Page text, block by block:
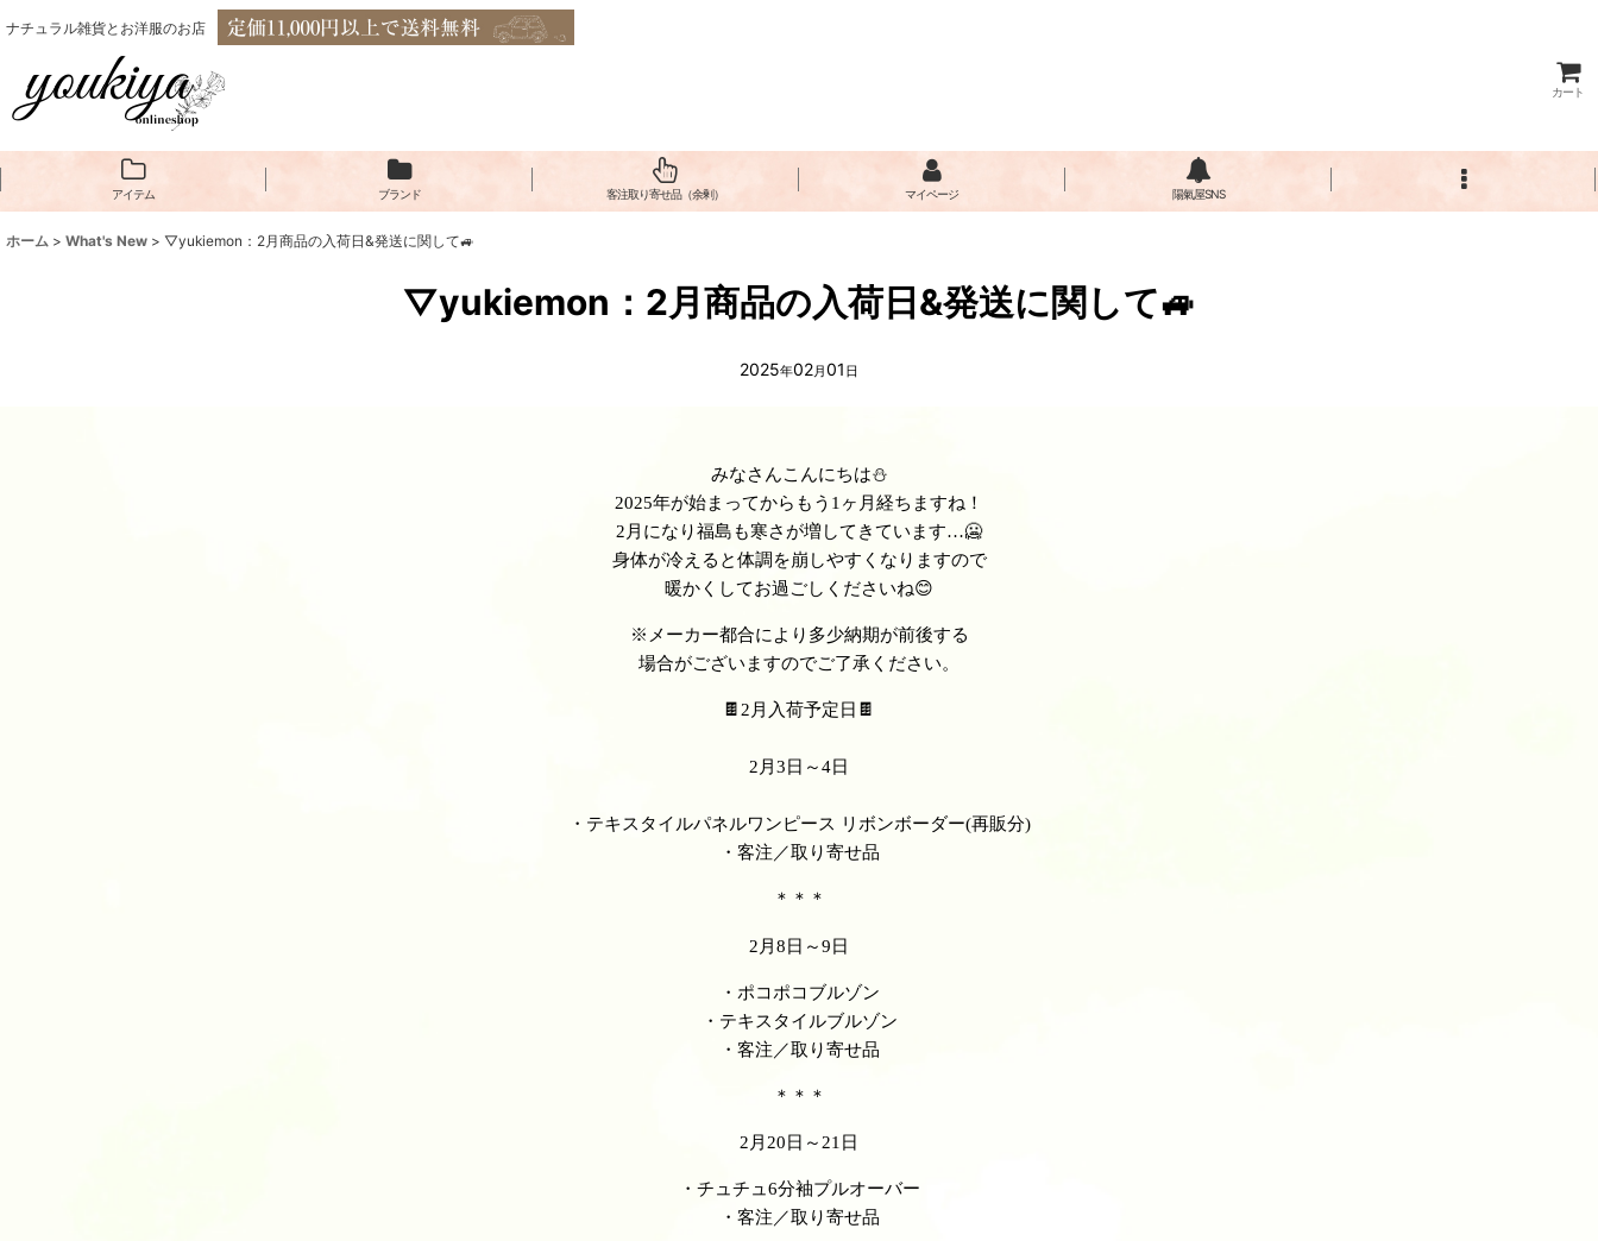
ナチュラル雑貨とお洋服のお店
カート
アイテム ブランド 客注取り寄せ品（余剰） マイページ 陽氣屋SNS
ホーム > What's New > ▽yukiemon：2月商品の入荷日&発送に関して🚙
▽yukiemon：2月商品の入荷日&発送に関して🚙
2025年02月01 日
みなさんこんにちは⛄
2025年が始まってからもう1ヶ月経ちますね！
2月になり福島も寒さが増してきています…🥶
身体が冷えると体調を崩しやすくなりますので
暖かくしてお過ごしくださいね😊
※メーカー都合により多少納期が前後する
場合がございますのでご了承ください。
🍫2月入荷予定日🍫
2月3日～4日
・テキスタイルパネルワンピース リボンボーダー(再販分)
・客注／取り寄せ品
＊＊＊
2月8日～9日
・ポコポコブルゾン
・テキスタイルブルゾン
・客注／取り寄せ品
＊＊＊
2月20日～21日
・チュチュ6分袖プルオーバー
・客注／取り寄せ品